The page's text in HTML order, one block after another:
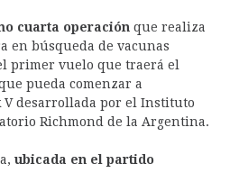
cuarta operación que realiza
en búsqueda de vacunas
primer vuelo que traerá el
pueda comenzar a
desarrollada por el Instituto
Richmond de la Argentina.
ubicada en el partido